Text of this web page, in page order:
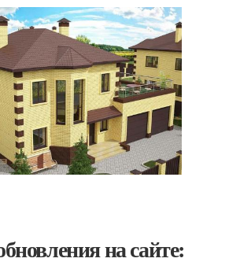
на сайте: